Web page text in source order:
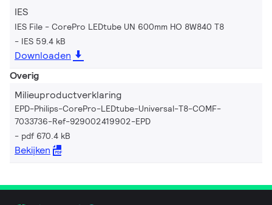
IES
IES File - CorePro LEDtube UN 600mm HO 8W840 T8
IES 59.4 kB
Downloaden
Overig
Milieuproductverklaring
EPD-Philips-CorePro-LEDtube-Universal-T8-COMF-
7033736-Ref-929002419902-EPD
pdf 670.4 kB
Bekijken